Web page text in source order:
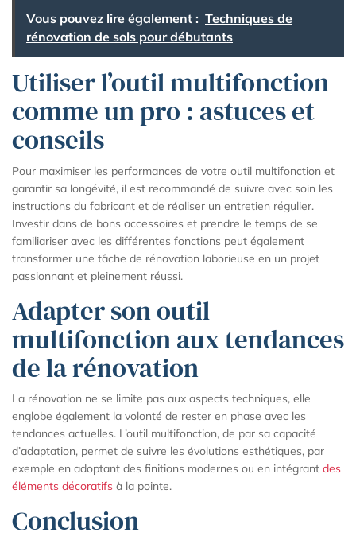
Vous pouvez lire également : Techniques de
rénovation de sols pour débutants
Utiliser l’outil multifonction
comme un pro : astuces et
conseils
Pour maximiser les performances de votre outil multifonction et
garantir sa longévité, il est recommandé de suivre avec soin les
instructions du fabricant et de réaliser un entretien régulier.
Investir dans de bons accessoires et prendre le temps de se
familiariser avec les différentes fonctions peut également
transformer une tâche de rénovation laborieuse en un projet
passionnant et pleinement réussi.
Adapter son outil
multifonction aux tendances
de la rénovation
La rénovation ne se limite pas aux aspects techniques, elle
englobe également la volonté de rester en phase avec les
tendances actuelles. L’outil multifonction, de par sa capacité
d’adaptation, permet de suivre les évolutions esthétiques, par
exemple en adoptant des finitions modernes ou en intégrant des
éléments décoratifs à la pointe.
Conclusion